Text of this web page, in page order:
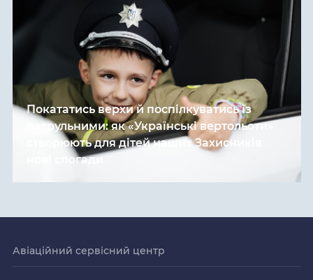
Покататись верхи й поспілкуватись із
патрульними: як «Українські вертольоти»
створюють для дітей наших Захисників
нові спогади
Авіаційний сервісний центр